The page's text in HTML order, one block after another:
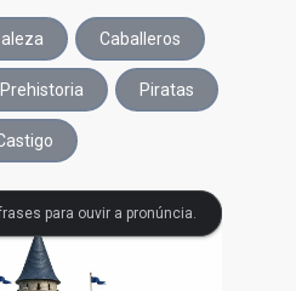
Caballeros
Prehistoria Piratas
para ouvir a pronúncia.